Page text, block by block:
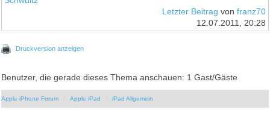
Letzter Beitrag von franz70
12.07.2011, 20:28
Druckversion anzeigen
Benutzer, die gerade dieses Thema anschauen: 1 Gast/Gäste
Apple iPhone Forum Apple iPad iPad Allgemein